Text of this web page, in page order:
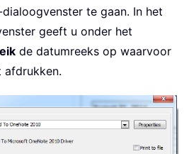
dialoogvenster te gaan. In het
geeft u onder het
de datumreeks op waarvoor
afdrukken.